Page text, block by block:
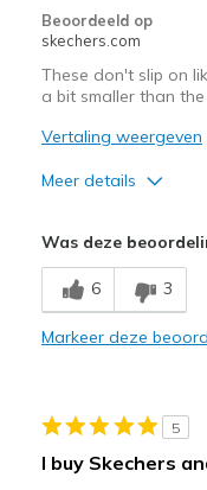
Beoordeeld op
skechers.com
These don't slip on
a bit smaller than
Vertaling weergeven
Meer details
Beste toepassingen
Casual Wear
Sizing
Was deze
6 3
Markeer deze
5
I buy Skechers